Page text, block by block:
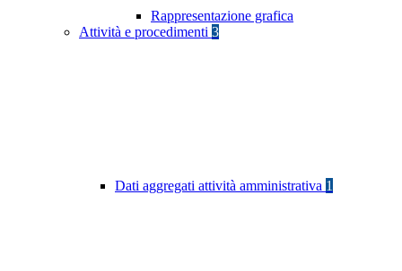
Rappresentazione grafica
Attività e procedimenti 3
Dati aggregati attività amministrativa 1